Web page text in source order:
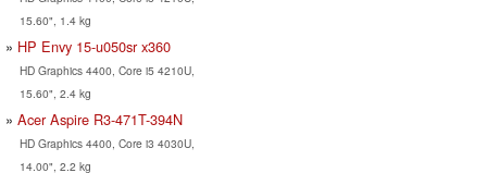
15.60", 1.4 kg
HP Envy 15-u050sr x360
HD Graphics 4400, Core i5 4210U,
15.60", 2.4 kg
Acer Aspire R3-471T-394N
HD Graphics 4400, Core i3 4030U,
14.00", 2.2 kg